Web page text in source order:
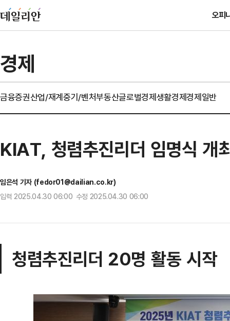
오피
경제
금융증권산업/재계중기/벤처부동산글로벌경제생활경제경제일반
KIAT, 청렴추진리더 임명식 개
임은석 기자 (fedor01@dailian.co.kr)
입력 2025.04.30 06:00 수정 2025.04.30 06:00
청렴추진리더 20명 활동 시작